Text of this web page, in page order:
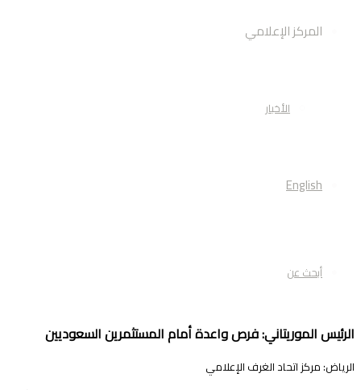
المركز الإعلامي
الأخبار
English
أبحث عن
الموريتاني: فرص واعدة أمام المستثمرين السعوديين
مركز اتحاد الغرف الإعلامي